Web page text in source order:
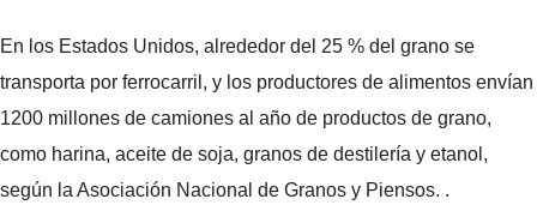
En los Estados Unidos, alrededor del 25 % del grano se
transporta por ferrocarril, y los productores de alimentos envían
1200 millones de camiones al año de productos de grano,
como harina, aceite de soja, granos de destilería y etanol,
según la Asociación Nacional de Granos y Piensos. .